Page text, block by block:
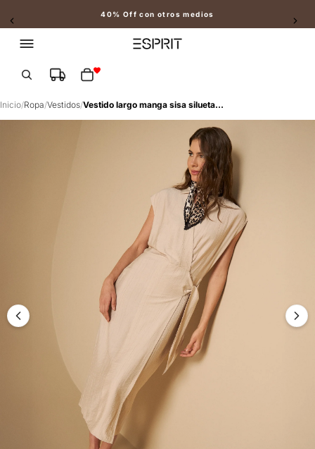
40% Off con otros medios
Slide 2 of 2
Inicio/Ropa/Vestidos/ Vestido largo manga sisa silueta fluida - Crudo